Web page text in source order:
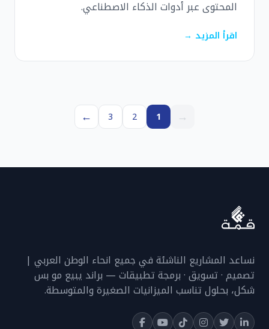
المحتوى عبر أدوات الذكاء الاصطناعي.
اقرأ المزيد →
→
1
2
3
←
نساعد المشاريع الناشئة في جميع انحاء الوطن العربي |
تصميم · تسويق · برمجة تطبيقات — براند يبيع مو بس
شكل، بحلول تناسب الميزانيات الصغيرة والمتوسطة.